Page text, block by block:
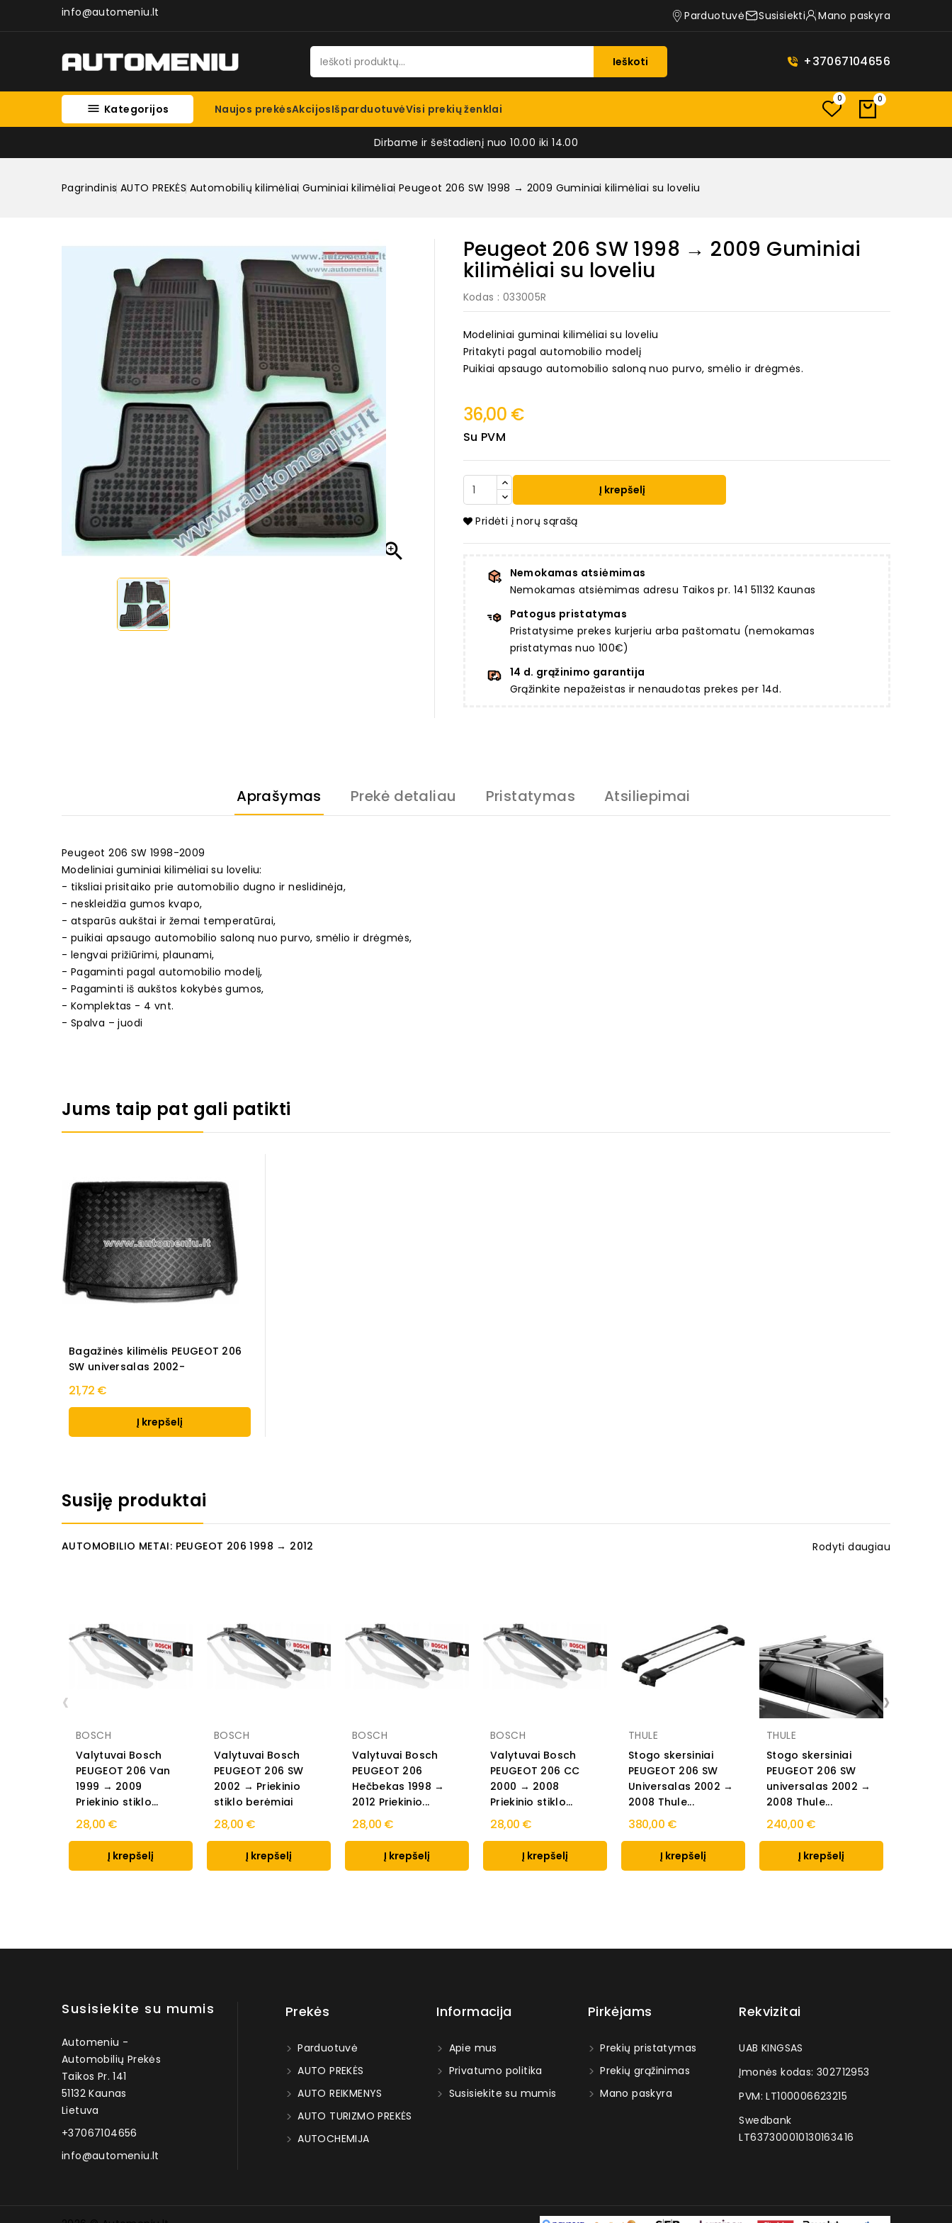
info@automeniu.lt Parduotuvė Susisiekti Mano paskyra
Ieškoti +37067104656
 Kategorijos Naujos prekėsAkcijosIšparduotuvėVisi prekių ženklai
0 0
Dirbame ir šeštadienį nuo 10.00 iki 14.00
Pagrindinis AUTO PREKĖS Automobilių kilimėliai Guminiai kilimėliai Peugeot 206 SW 1998 → 2009 Guminiai kilimėliai su loveliu

Peugeot 206 SW 1998 → 2009 Guminiai
kilimėliai su loveliu
Kodas : 033005R
Modeliniai guminai kilimėliai su loveliu
Pritakyti pagal automobilio modelį
Puikiai apsaugo automobilio saloną nuo purvo, smėlio ir drėgmės.
36,00 €
Su PVM
Į krepšelį
Pridėti į norų sąrašą
Nemokamas atsiėmimas
Nemokamas atsiėmimas adresu Taikos pr. 141 51132 Kaunas
Patogus pristatymas
Pristatysime prekes kurjeriu arba paštomatu (nemokamas
pristatymas nuo 100€)
14 d. grąžinimo garantija
Grąžinkite nepažeistas ir nenaudotas prekes per 14d.
Aprašymas Prekė detaliau Pristatymas Atsiliepimai
Peugeot 206 SW 1998-2009
Modeliniai guminiai kilimėliai su loveliu:
- tiksliai prisitaiko prie automobilio dugno ir neslidinėja,
- neskleidžia gumos kvapo,
- atsparūs aukštai ir žemai temperatūrai,
- puikiai apsaugo automobilio saloną nuo purvo, smėlio ir drėgmės,
- lengvai prižiūrimi, plaunami,
- Pagaminti pagal automobilio modelį,
- Pagaminti iš aukštos kokybės gumos,
- Komplektas - 4 vnt.
- Spalva – juodi
Jums taip pat gali patikti
Bagažinės kilimėlis PEUGEOT 206
SW universalas 2002-
21,72 €
Į krepšelį
Susiję produktai
AUTOMOBILIO METAI: PEUGEOT 206 1998 → 2012 Rodyti daugiau
BOSCH
Valytuvai Bosch
PEUGEOT 206 Van
1999 → 2009
Priekinio stiklo...
28,00 €
Į krepšelį
BOSCH
Valytuvai Bosch
PEUGEOT 206 SW
2002 → Priekinio
stiklo berėmiai
28,00 €
Į krepšelį
BOSCH
Valytuvai Bosch
PEUGEOT 206
Hečbekas 1998 →
2012 Priekinio...
28,00 €
Į krepšelį
BOSCH
Valytuvai Bosch
PEUGEOT 206 CC
2000 → 2008
Priekinio stiklo...
28,00 €
Į krepšelį
THULE
Stogo skersiniai
PEUGEOT 206 SW
Universalas 2002 →
2008 Thule...
380,00 €
Į krepšelį
THULE
Stogo skersiniai
PEUGEOT 206 SW
universalas 2002 →
2008 Thule...
240,00 €
Į krepšelį
‹ ›
Susisiekite su mumis
Automeniu -
Automobilių Prekės
Taikos Pr. 141
51132 Kaunas
Lietuva
+37067104656
info@automeniu.lt
Prekės
Parduotuvė
AUTO PREKĖS
AUTO REIKMENYS
AUTO TURIZMO PREKĖS
AUTOCHEMIJA
Informacija
Apie mus
Privatumo politika
Susisiekite su mumis
Pirkėjams
Prekių pristatymas
Prekių grąžinimas
Mano paskyra
Rekvizitai
UAB KINGSAS
Įmonės kodas: 302712953
PVM: LT100006623215
Swedbank
LT637300010130163416